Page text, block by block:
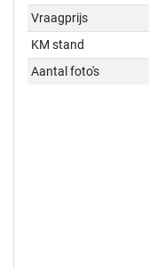
Vraagprijs
KM stand
Aantal foto's